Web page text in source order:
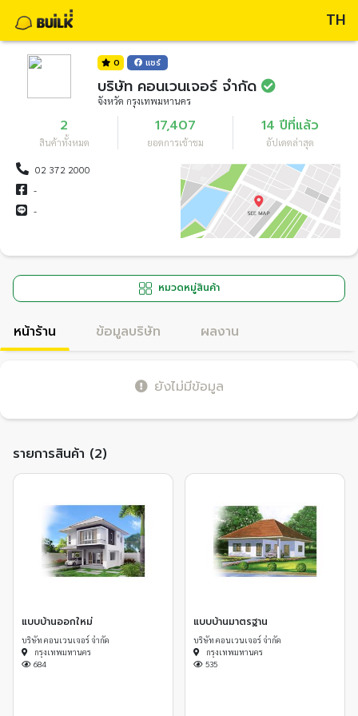
TH
0 แชร์
บริษัท คอนเวนเจอร์ จำกัด
จังหวัด กรุงเทพมหานคร
2
สินค้าทั้งหมด
17,407
ยอดการเข้าชม
14 ปีที่แล้ว
อัปเดตล่าสุด
02 372 2000
-
-
หมวดหมู่สินค้า
หน้าร้าน ข้อมูลบริษัท ผลงาน
ยังไม่มีข้อมูล
รายการสินค้า (2)
แบบบ้านออกใหม่
บริษัท คอนเวนเจอร์ จำกัด
กรุงเทพมหานคร
684
แบบบ้านมาตรฐาน
บริษัท คอนเวนเจอร์ จำกัด
กรุงเทพมหานคร
535